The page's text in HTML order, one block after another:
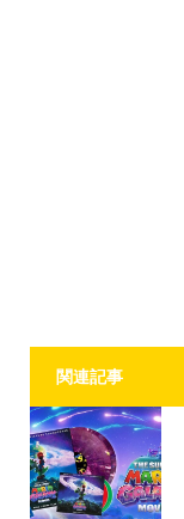
関連記事